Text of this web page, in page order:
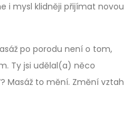
i mysl klidněji přijímat novou
po porodu není o tom,
Ty jsi udělal(a) něco
Masáž to mění. Změní vztah